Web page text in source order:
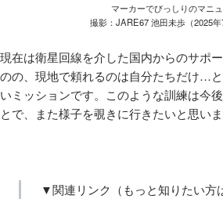
マーカーでびっしりのマニ
撮影：JARE67 池田未歩（2025年
現在は衛星回線を介した国内からのサポ
のの、現地で頼れるのは自分たちだけ…
いミッションです。このような訓練は今
とで、また様子を覗きに行きたいと思いま
▼関連リンク（もっと知りたい方